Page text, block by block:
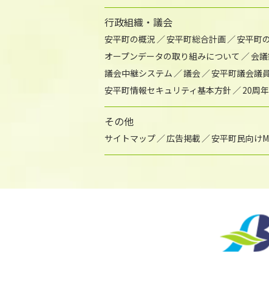
行政組織・議会
安平町の概況 安平町総合計画 安平町
オープンデータの取り組みについて
会
議会中継システム
議会 安平町議会議
安平町情報セキュリティ基本方針
20周
その他
サイトマップ 広告掲載 安平町民向け